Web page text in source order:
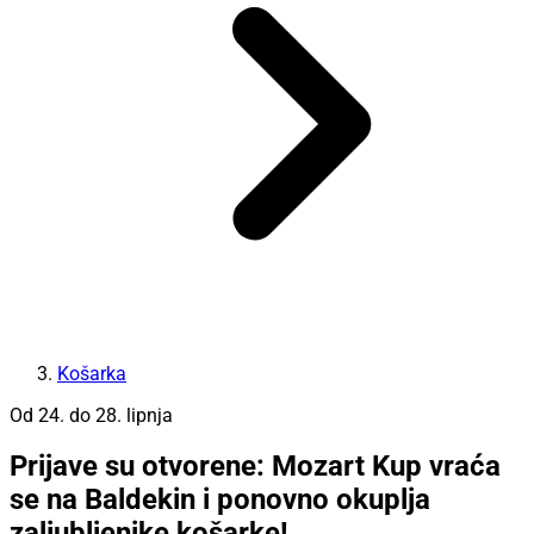
Košarka
Od 24. do 28. lipnja
Prijave su otvorene: Mozart Kup vraća
se na Baldekin i ponovno okuplja